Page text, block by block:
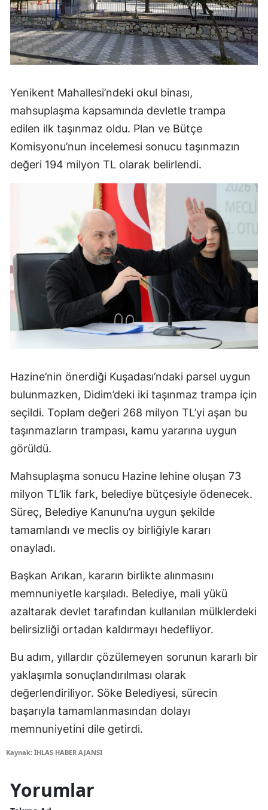
Yenikent Mahallesi’ndeki okul binası,
mahsuplaşma kapsamında devletle trampa
edilen ilk taşınmaz oldu. Plan ve Bütçe
Komisyonu’nun incelemesi sonucu taşınmazın
değeri 194 milyon TL olarak belirlendi.
Hazine’nin önerdiği Kuşadası’ndaki parsel uygun
bulunmazken, Didim’deki iki taşınmaz trampa için
seçildi. Toplam değeri 268 milyon TL’yi aşan bu
taşınmazların trampası, kamu yararına uygun
görüldü.
Mahsuplaşma sonucu Hazine lehine oluşan 73
milyon TL’lik fark, belediye bütçesiyle ödenecek.
Süreç, Belediye Kanunu’na uygun şekilde
tamamlandı ve meclis oy birliğiyle kararı
onayladı.
Başkan Arıkan, kararın birlikte alınmasını
memnuniyetle karşıladı. Belediye, mali yükü
azaltarak devlet tarafından kullanılan mülklerdeki
belirsizliği ortadan kaldırmayı hedefliyor.
Bu adım, yıllardır çözülemeyen sorunun kararlı bir
yaklaşımla sonuçlandırılması olarak
değerlendiriliyor. Söke Belediyesi, sürecin
başarıyla tamamlanmasından dolayı
memnuniyetini dile getirdi.
Kaynak: İHLAS HABER AJANSI
Yorumlar